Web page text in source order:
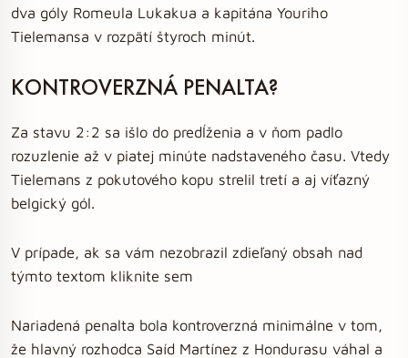
dva góly Romeula Lukakua a kapitána Youriho
Tielemansa v rozpätí štyroch minút.
KONTROVERZNÁ PENALTA?
Za stavu 2:2 sa išlo do predĺženia a v ňom padlo
rozuzlenie až v piatej minúte nadstaveného času. Vtedy
Tielemans z pokutového kopu strelil tretí a aj víťazný
belgický gól.
V prípade, ak sa vám nezobrazil zdieľaný obsah nad
týmto textom kliknite sem
Nariadená penalta bola kontroverzná minimálne v tom,
že hlavný rozhodca Saíd Martínez z Hondurasu váhal a